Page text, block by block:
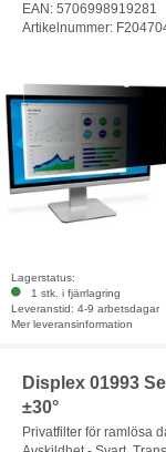
EAN: 5706998919281
Artikelnummer:
Lagerstatus:
1 stk. i fjärrlagring
Leveranstid: 4-9 arbetsdagar
Mer leveransinformation
Displex 01993
±30°
Privatfilter för ramlösa